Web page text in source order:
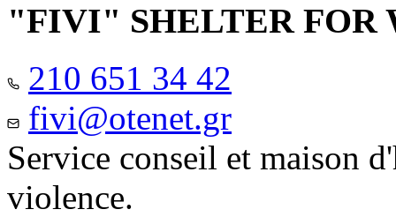
"FIVI" SHELTER FOR
210 651 34 42
fivi@otenet.gr
Service conseil et maison
violence.